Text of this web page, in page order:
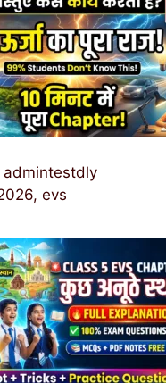
admintestdly
evs